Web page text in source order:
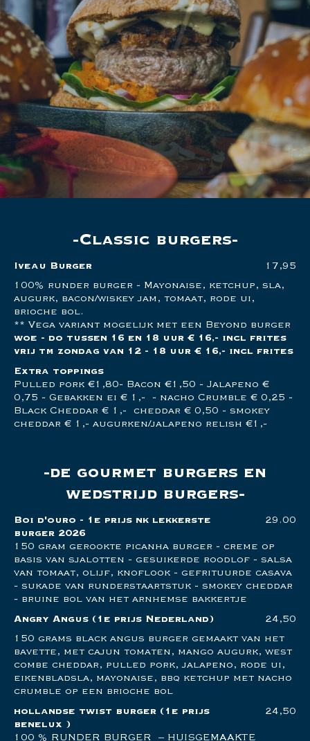
Classic burgers
Iveau Burger
17,95
100% runder burger - Mayonaise, ketchup, sla,
augurk, bacon/wiskey jam, tomaat, rode ui,
brioche bol.
** Vega variant mogelijk met een Beyond burger
woe - do tussen 16 en 18 uur € 16,- incl frites
vrij tm zondag van 12 - 18 uur € 16,- incl frites
Extra toppings
Pulled pork €1,80- Bacon €1,50 - Jalapeno €
0,75 - Gebakken ei € 1,- - nacho Crumble € 0,25 -
Black Cheddar € 1,- cheddar € 0,50 - smokey
cheddar € 1,- augurken/jalapeno relish €1,-
de gourmet burgers en
wedstrijd burgers
Boi d'ouro - 1e prijs nk lekkerste
burger 2026
29.00
150 gram gerookte picanha burger - creme op
basis van sjalotten - gesuikerde roodlof - salsa
van tomaat, olijf, knoflook - gefrituurde casava
- sukade van runderstaartstuk - smokey cheddar
- bruine bol van het arnhemse bakkertje
Angry Angus (1e prijs Nederland)
24,50
150 grams black angus burger gemaakt van het
bavette, met cajun tomaten, mango augurk, west
combe cheddar, pulled pork, jalapeno, rode ui,
eikenbladsla, mayonaise, bbq ketchup met nacho
crumble op een brioche bol
hollandse twist burger (1e prijs
benelux )
24,50
100 % RUNDER BURGER – HUISGEMAAKTE